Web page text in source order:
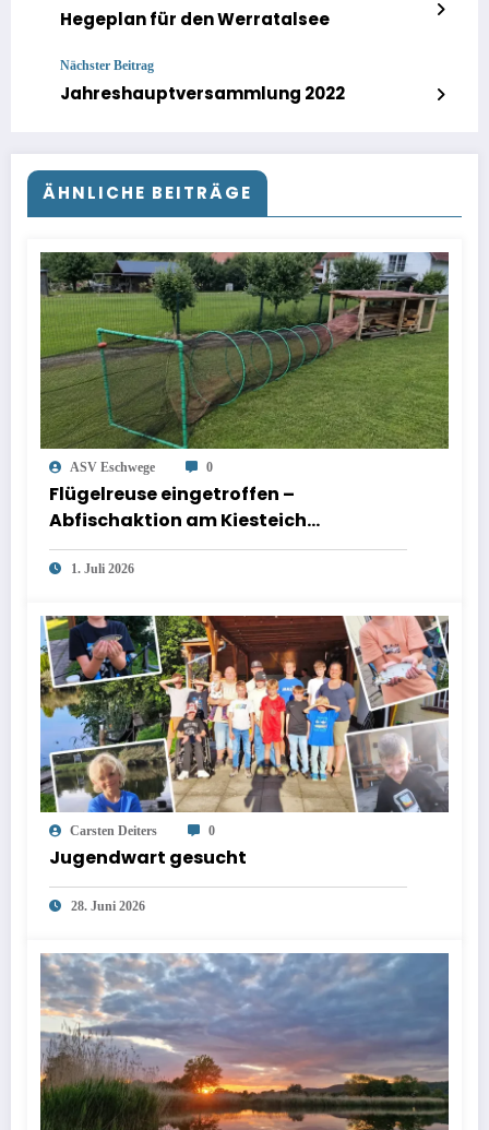
Hegeplan für den Werratalsee
Nächster Beitrag
Jahreshauptversammlung 2022
ÄHNLICHE BEITRÄGE
ASV Eschwege 0
Flügelreuse eingetroffen –
Abfischaktion am Kiesteich
Oppermann geplant
1. Juli 2026
Carsten Deiters 0
Jugendwart gesucht
28. Juni 2026